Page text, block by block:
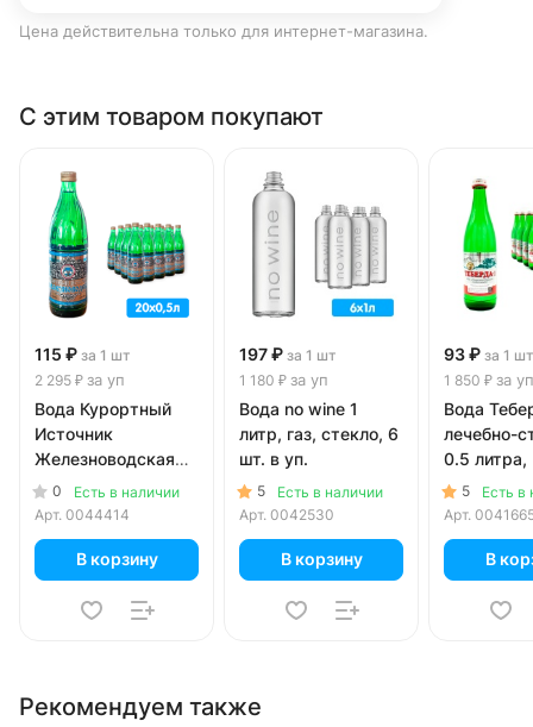
Цена действительна только для интернет-магазина.
С этим товаром покупают
115 ₽ за 1 шт
2 295 ₽ за уп
Вода Курортный
Источник
Железноводская
0.5 литра, газ,
стекло, 20 шт. в уп.
0
Есть в наличии
Арт. 0044414
В корзину
197 ₽ за 1 шт
1 180 ₽ за уп
Вода no wine 1
литр, газ, стекло, 6
шт. в уп.
5
Есть в наличии
Арт. 0042530
В корзину
93 ₽ за 1 шт
1 850 ₽ за уп
Вода
лечебно-
0.5 литра,
стекло,
5
Есть в
Арт.
В
Рекомендуем также